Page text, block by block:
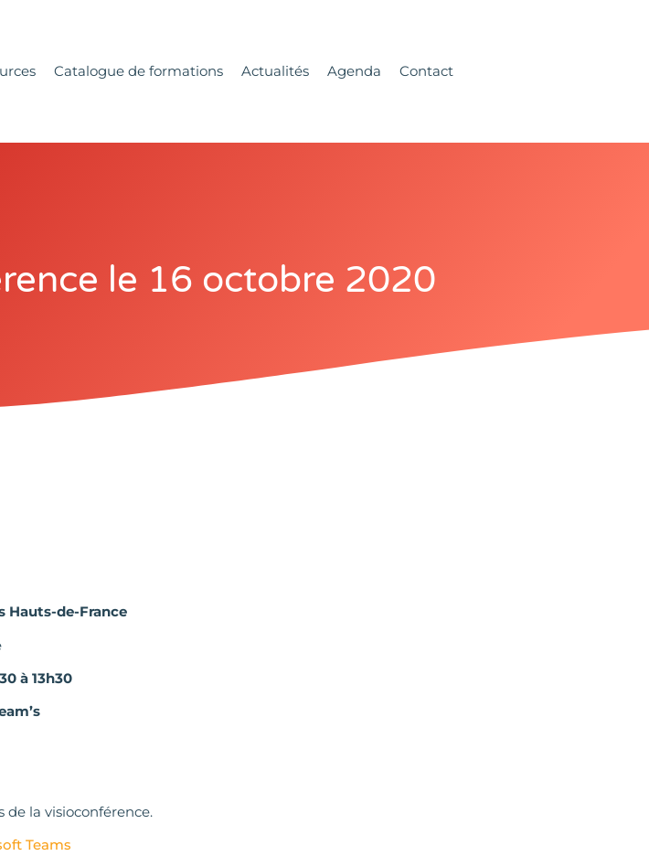
Catalogue de formations Actualités Agenda Contact
le 16 octobre 2020
Hauts-de-France
à 13h30
de la visioconférence.
Teams